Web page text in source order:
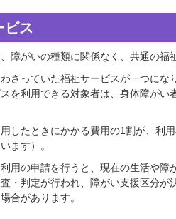
ビス
障がいの種類に関係なく、共通の福
さっていた福祉サービスが一つに
を利用できる対象者は、身体障が
したときにかかる費用の1割が、利
ます）。
用の申請を行うと、現在の生活や
・判定が行われ、障がい支援区分
合があります。